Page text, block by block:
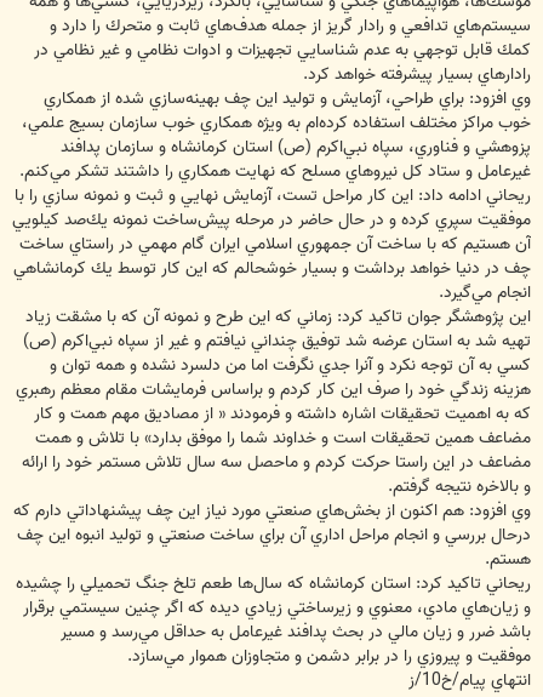
سيستم‌هاي تدافعي و رادار گريز از جمله هدف‌هاي ثابت و متحرك را دارد و
كمك قابل توجهي به عدم شناسايي تجهيزات و ادوات نظامي و غير نظامي در
رادارهاي بسيار پيشرفته خواهد كرد.
وي افزود: براي طراحي، آزمايش و توليد اين چف بهينه‌سازي شده از همكاري
خوب مراكز مختلف استفاده كرده‌ام به ويژه همكاري خوب سازمان بسيج علمي،
پزوهشي و فناوري، سپاه نبي‌اكرم (ص) استان كرمانشاه و سازمان پدافند
غيرعامل و ستاد كل نيروهاي مسلح كه نهايت همكاري را داشتند تشكر مي‌كنم.
ريحاني ادامه داد: اين كار مراحل تست، آزمايش نهايي و ثبت و نمونه سازي را با
موفقيت سپري كرده و در حال حاضر در مرحله پيش‌ساخت نمونه يك‌صد كيلويي
آن هستيم كه با ساخت آن جمهوري اسلامي ايران گام مهمي در راستاي ساخت
چف در دنيا خواهد برداشت و بسيار خوشحالم كه اين كار توسط يك كرمانشاهي
انجام مي‌گيرد.
اين پژوهشگر جوان تاكيد كرد: زماني كه اين طرح و نمونه آن كه با مشقت زياد
تهيه شد به استان عرضه شد توفيق چنداني نيافتم و غير از سپاه نبي‌اكرم (ص)
كسي به آن توجه نكرد و آنرا جدي نگرفت اما من دلسرد نشده و همه توان و
هزينه زندگي خود را صرف اين كار كردم و براساس فرمايشات مقام معظم رهبري
كه به اهميت تحقيقات اشاره داشته و فرمودند « از مصاديق مهم همت و كار
مضاعف همين تحقيقات است و خداوند شما را موفق بدارد» با تلاش و همت
مضاعف در اين راستا حركت كردم و ماحصل سه سال تلاش مستمر خود را ارائه
و بالاخره نتيجه گرفتم.
وي افزود: هم اكنون از بخش‌هاي صنعتي مورد نياز اين چف پيشنهاداتي دارم كه
درحال بررسي و انجام مراحل اداري آن براي ساخت صنعتي و توليد انبوه اين چف
هستم.
ريحاني تاكيد كرد: استان كرمانشاه كه سال‌ها طعم تلخ جنگ تحميلي را چشيده
و زيان‌هاي مادي، معنوي و زيرساختي زيادي ديده كه اگر چنين سيستمي برقرار
باشد ضرر و زيان مالي در بحث پدافند غيرعامل به حداقل مي‌رسد و مسير
موفقيت و پيروزي را در برابر دشمن و متجاوزان هموار مي‌سازد.
انتهاي پيام/خ10/ز